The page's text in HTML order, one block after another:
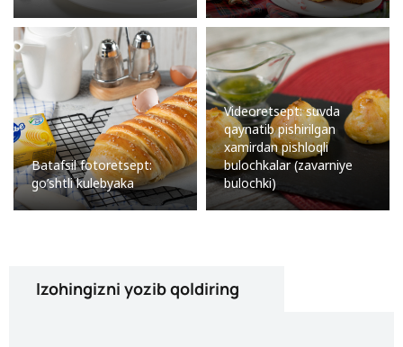
Batafsil fotoretsept:
go’shtli kulebyaka
Videoretsept: suvda
qaynatib pishirilgan
xamirdan pishloqli
bulochkalar (zavarniye
bulochki)
Izohingizni yozib qoldiring